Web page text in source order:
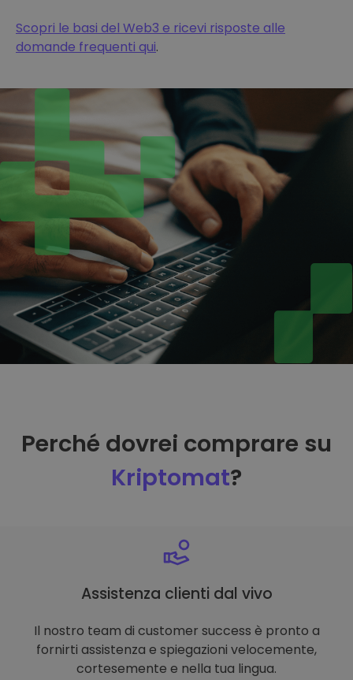
Scopri le basi del Web3 e ricevi risposte alle
domande frequenti qui.
Perché dovrei comprare su
Kriptomat?
Assistenza clienti dal vivo
Il nostro team di customer success è pronto a
fornirti assistenza e spiegazioni velocemente,
cortesemente e nella tua lingua.